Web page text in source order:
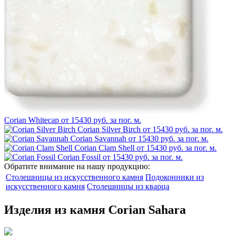
Corian Whitecap от 15430 руб. за пог. м.
Corian Silver Birch от 15430 руб. за пог. м.
Corian Savannah от 15430 руб. за пог. м.
Corian Clam Shell от 15430 руб. за пог. м.
Corian Fossil от 15430 руб. за пог. м.
Обратите внимание на нашу продукцию:
Столешницы из искусственного камня Подоконники из
искусственного камня Столешницы из кварца
Изделия из камня Corian Sahara